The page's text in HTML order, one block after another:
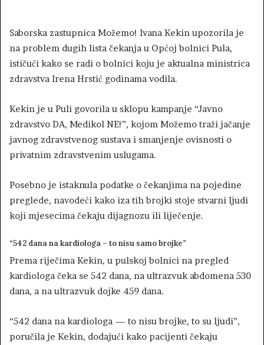
Saborska zastupnica Možemo! Ivana Kekin upozorila je
na problem dugih lista čekanja u Općoj bolnici Pula,
ističući kako se radi o bolnici koju je aktualna ministrica
zdravstva Irena Hrstić godinama vodila.
Kekin je u Puli govorila u sklopu kampanje “Javno
zdravstvo DA, Medikol NE!”, kojom Možemo traži jačanje
javnog zdravstvenog sustava i smanjenje ovisnosti o
privatnim zdravstvenim uslugama.
Posebno je istaknula podatke o čekanjima na pojedine
preglede, navodeći kako iza tih brojki stoje stvarni ljudi
koji mjesecima čekaju dijagnozu ili liječenje.
“542 dana na kardiologa – to nisu samo brojke”
Prema riječima Kekin, u pulskoj bolnici na pregled
kardiologa čeka se 542 dana, na ultrazvuk abdomena 530
dana, a na ultrazvuk dojke 459 dana.
“542 dana na kardiologa — to nisu brojke, to su ljudi”,
poručila je Kekin, dodajući kako pacijenti čekaju